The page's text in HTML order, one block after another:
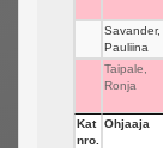
Savander,
Pauliina
Taipale,
Ronja
Kat
nro.
Ohjaaja